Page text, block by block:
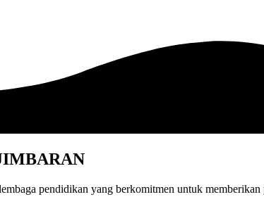
pendidikan yang berkomitmen untuk